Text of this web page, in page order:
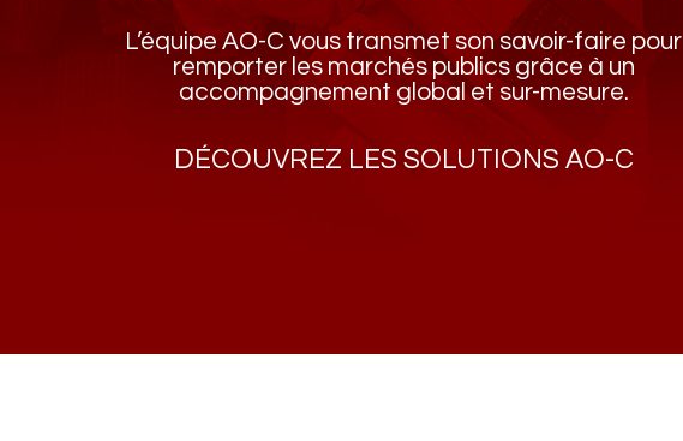
L’équipe AO-C vous transmet son savoir-faire pour
remporter les marchés publics grâce à un
accompagnement global et sur-mesure.
DÉCOUVREZ LES SOLUTIONS AO-C